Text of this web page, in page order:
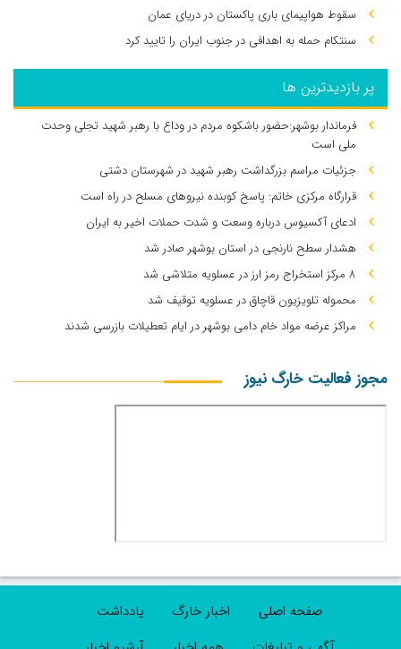
سقوط هواپیمای باری پاکستان در دریای عمان
سنتکام حمله به اهدافی در جنوب ایران را تایید کرد
پر بازدیدترین ها
فرماندار بوشهر:حضور باشکوه مردم در وداع با رهبر شهید تجلی وحدت
ملی است
جزئیات مراسم بزرگداشت رهبر شهید در شهرستان دشتی
قرارگاه مرکزی خاتم: پاسخ کوبنده نیروهای مسلح در راه است
ادعای آکسیوس درباره وسعت و شدت حملات اخیر به ایران
هشدار سطح نارنجی در استان بوشهر صادر شد
۸ مرکز استخراج رمز ارز در عسلویه متلاشی شد
محموله تلویزیون قاچاق در عسلویه توقیف شد
مراکز عرضه مواد خام دامی بوشهر در ایام تعطیلات بازرسی شدند
مجوز فعالیت خارگ نیوز
صفحه اصلی اخبار خارگ
یادداشت